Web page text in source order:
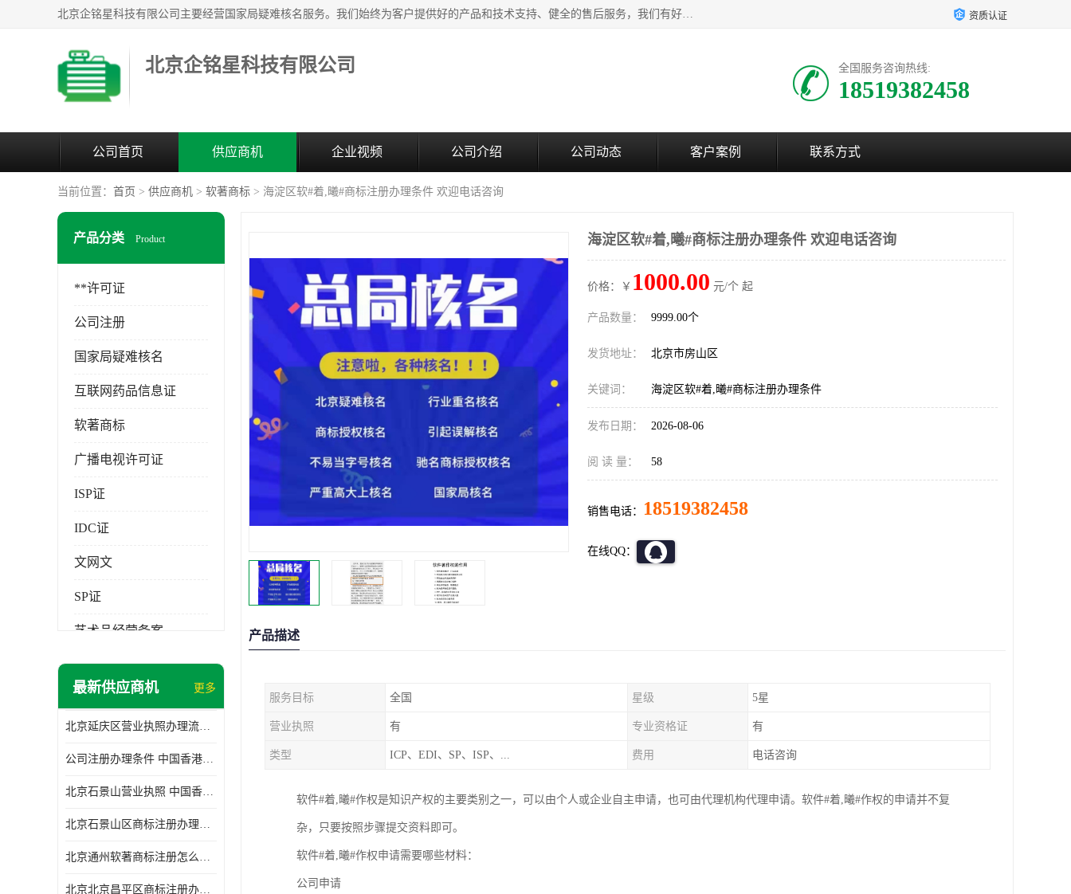
北京企铭星科技有限公司主要经营国家局疑难核名服务。我们始终为客户提供好的产品和技术支持、健全的售后服务，我们有好的产品和专业的销售和技术团队，我公司属于北京企业管理及投资咨询黄页行业，如果您对我公司的产品服务有兴趣，期待您在线留言或者来电咨询。 资质认证
北京企铭星科技有限公司 全国服务咨询热线:
18519382458
公司首页 供应商机 企业视频 公司介绍 公司动态 客户案例 联系方式
当前位置： 首页 > 供应商机 > 软著商标 > 海淀区软#着,曦#商标注册办理条件 欢迎电话咨询
产品分类 Product
**许可证
公司注册
国家局疑难核名
互联网药品信息证
软著商标
广播电视许可证
ISP证
IDC证
文网文
SP证
艺术品经营备案
最新供应商机 更多
北京延庆区营业执照办理流程 中国香港公司注销 欢迎电话咨询
公司注册办理条件 中国香港公司注册 欢迎电话咨询
北京石景山营业执照 中国香港公司转股 欢迎电话咨询
北京石景山区商标注册办理流程
北京通州软著商标注册怎么办理流程
北京北京昌平区商标注册办理流程
海淀区软#着,曦#商标注册办理条件 欢迎电话咨询
价格：￥ 1000.00 元/个 起
产品数量： 9999.00个
发货地址： 北京市房山区
关键词： 海淀区软#着,曦#商标注册办理条件
发布日期： 2026-08-06
阅 读 量： 58
销售电话： 18519382458
在线QQ：
产品描述
服务目标 全国 星级 5星
营业执照 有 专业资格证 有
类型 ICP、EDI、SP、ISP、... 费用 电话咨询
软件#着,曦#作权是知识产权的主要类别之一，可以由个人或企业自主申请，也可由代理机构代理申请。软件#着,曦#作权的申请并不复
杂，只要按照步骤提交资料即可。
软件#着,曦#作权申请需要哪些材料：
公司申请